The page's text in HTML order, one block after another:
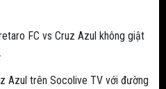
FC vs Cruz Azul không giật
Azul trên Socolive TV với đường